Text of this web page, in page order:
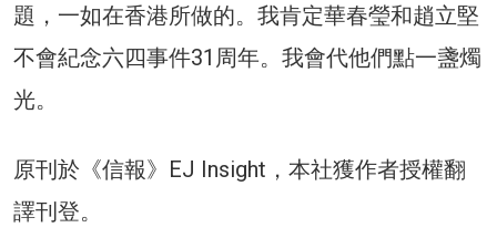
題，一如在香港所做的。我肯定華春瑩和趙立堅
不會紀念六四事件31周年。我會代他們點一盞燭
光。
原刊於《信報》EJ Insight，本社獲作者授權翻
譯刊登。